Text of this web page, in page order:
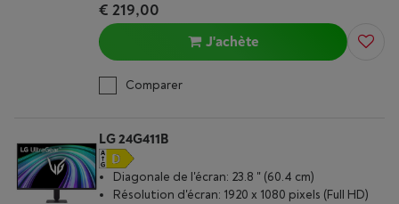
€ 219,00
J'achète
Comparer
LG 24G411B
Diagonale de l'écran: 23.8 " (60.4 cm)
Résolution d'écran: 1920 x 1080 pixels (Full HD)